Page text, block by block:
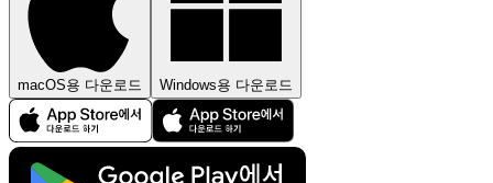
macOS용 다운로드 Windows용 다운로드